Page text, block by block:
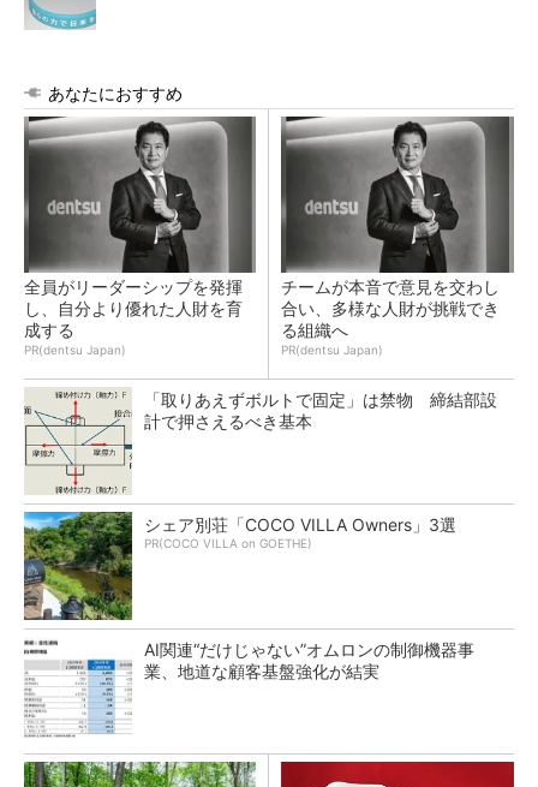
あなたにおすすめ
全員がリーダーシップを発揮
し、自分より優れた人財を育
成する
PR(dentsu Japan)
チームが本音で意見を交わし
合い、多様な人財が挑戦でき
る組織へ
PR(dentsu Japan)
「取りあえずボルトで固定」は禁物 締結部設
計で押さえるべき基本
シェア別荘「COCO VILLA Owners」3選
PR(COCO VILLA on GOETHE)
AI関連“だけじゃない”オムロンの制御機器事
業、地道な顧客基盤強化が結実